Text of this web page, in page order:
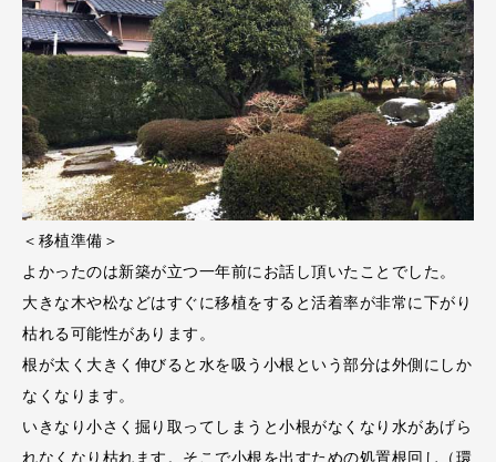
＜移植準備＞
よかったのは新築が立つ一年前にお話し頂いたことでした。
大きな木や松などはすぐに移植をすると活着率が非常に下がり
枯れる可能性があります。
根が太く大きく伸びると水を吸う小根という部分は外側にしか
なくなります。
いきなり小さく掘り取ってしまうと小根がなくなり水があげら
れなくなり枯れます。そこで小根を出すための処置根回し（環